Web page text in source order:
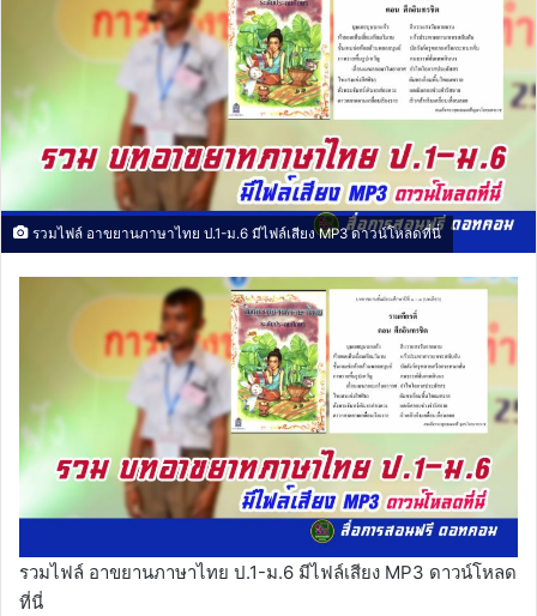
รวมไฟล์ อาขยานภาษาไทย ป.1-ม.6 มีไฟล์เสียง MP3 ดาวน์โหลดที่นี่
รวมไฟล์ อาขยานภาษาไทย ป.1-ม.6 มีไฟล์เสียง MP3 ดาวน์โหลด
ที่นี่